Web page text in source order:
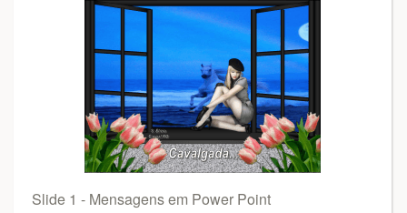
Slide 1 - Mensagens em Power Point